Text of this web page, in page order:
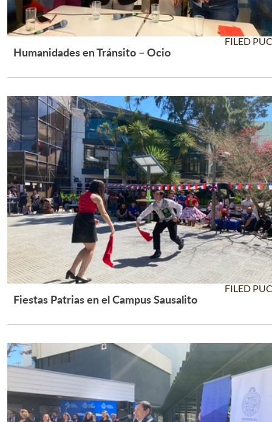
Humanidades en Tránsito – Ocio
FILED
Fiestas Patrias en el Campus Sausalito
FILED